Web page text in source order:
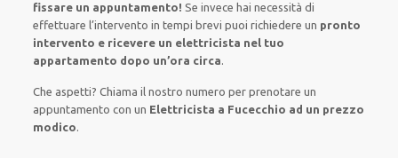
fissare un appuntamento! Se invece hainecessità di
effettuare l’intervento in tempi brevi puoi richiedere un pronto
intervento e ricevere un elettricista nel tuo
appartamento dopo un’ora circa.
Che aspetti? Chiama il nostro numero per prenotare un
appuntamento con un Elettricista a Fucecchio ad un prezzo
modico.